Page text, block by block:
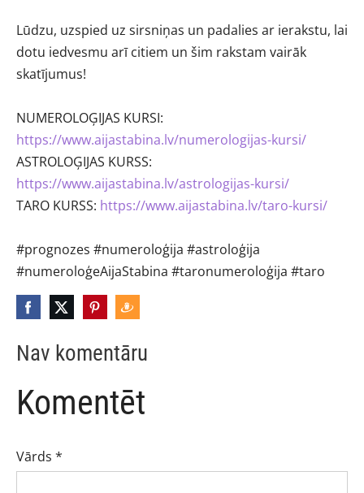
Lūdzu, uzspied uz sirsniņas un padalies ar ierakstu, lai
dotu iedvesmu arī citiem un šim rakstam vairāk
skatījumus!
NUMEROLOĢIJAS KURSI:
https://www.aijastabina.lv/numerologijas-kursi/
ASTROLOĢIJAS KURSS:
https://www.aijastabina.lv/astrologijas-kursi/
TARO KURSS: https://www.aijastabina.lv/taro-kursi/
#prognozes #numeroloģija #astroloģija
#numeroloģeAijaStabina #taronumeroloģija #taro
Nav komentāru
Komentēt
Vārds *